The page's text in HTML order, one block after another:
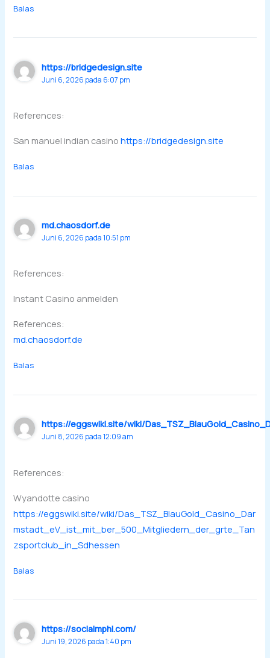
Balas
https://bridgedesign.site
Juni 6, 2026 pada 6:07 pm
References:
San manuel indian casinohttps://bridgedesign.site
Balas
md.chaosdorf.de
Juni 6, 2026 pada 10:51 pm
References:
Instant Casino anmelden
References:
md.chaosdorf.de
Balas
https://eggswiki.site/wiki/
Juni 8, 2026 pada 12:09 am
References:
Wyandotte casino
https://eggswiki.site/wiki/Das_TSZ_BlauGold_Casino_Dar
mstadt_eV_ist_mit_ber_500_Mitgliedern_der_grte_Tan
zsportclub_in_Sdhessen
Balas
https://socialmphl.com/
Juni 19, 2026 pada 1:40 pm